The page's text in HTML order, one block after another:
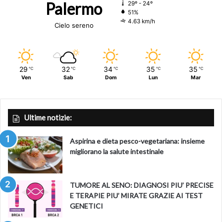
Palermo
Cielo sereno
29º - 24º
51%
4.63 km/h
29 ℃
Ven
32 ℃
Sab
34 ℃
Dom
35 ℃
Lun
35 ℃
Mar
Ultime notizie:
Aspirina e dieta pesco-vegetariana: insieme
migliorano la salute intestinale
TUMORE AL SENO: DIAGNOSI PIU’ PRECISE
E TERAPIE PIU’ MIRATE GRAZIE AI TEST
GENETICI